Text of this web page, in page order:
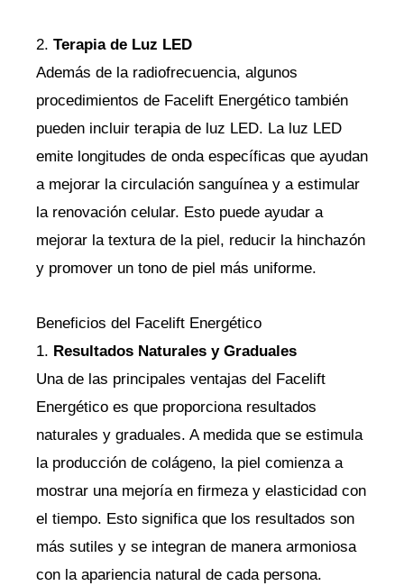
2. Terapia de Luz LED
Además de la radiofrecuencia, algunos
procedimientos de Facelift Energético también
pueden incluir terapia de luz LED. La luz LED
emite longitudes de onda específicas que ayudan
a mejorar la circulación sanguínea y a estimular
la renovación celular. Esto puede ayudar a
mejorar la textura de la piel, reducir la hinchazón
y promover un tono de piel más uniforme.
Beneficios del Facelift Energético
1. Resultados Naturales y Graduales
Una de las principales ventajas del Facelift
Energético es que proporciona resultados
naturales y graduales. A medida que se estimula
la producción de colágeno, la piel comienza a
mostrar una mejoría en firmeza y elasticidad con
el tiempo. Esto significa que los resultados son
más sutiles y se integran de manera armoniosa
con la apariencia natural de cada persona.